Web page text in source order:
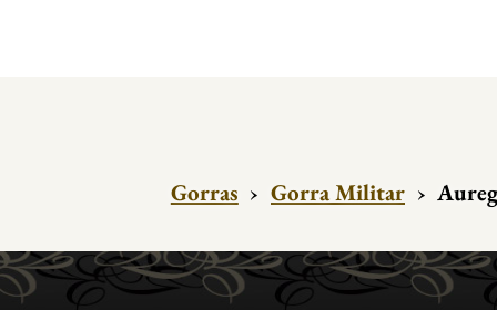
Gorras › Gorra Militar ›